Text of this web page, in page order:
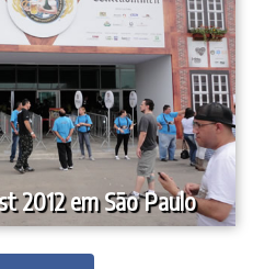
2012 em São Paulo